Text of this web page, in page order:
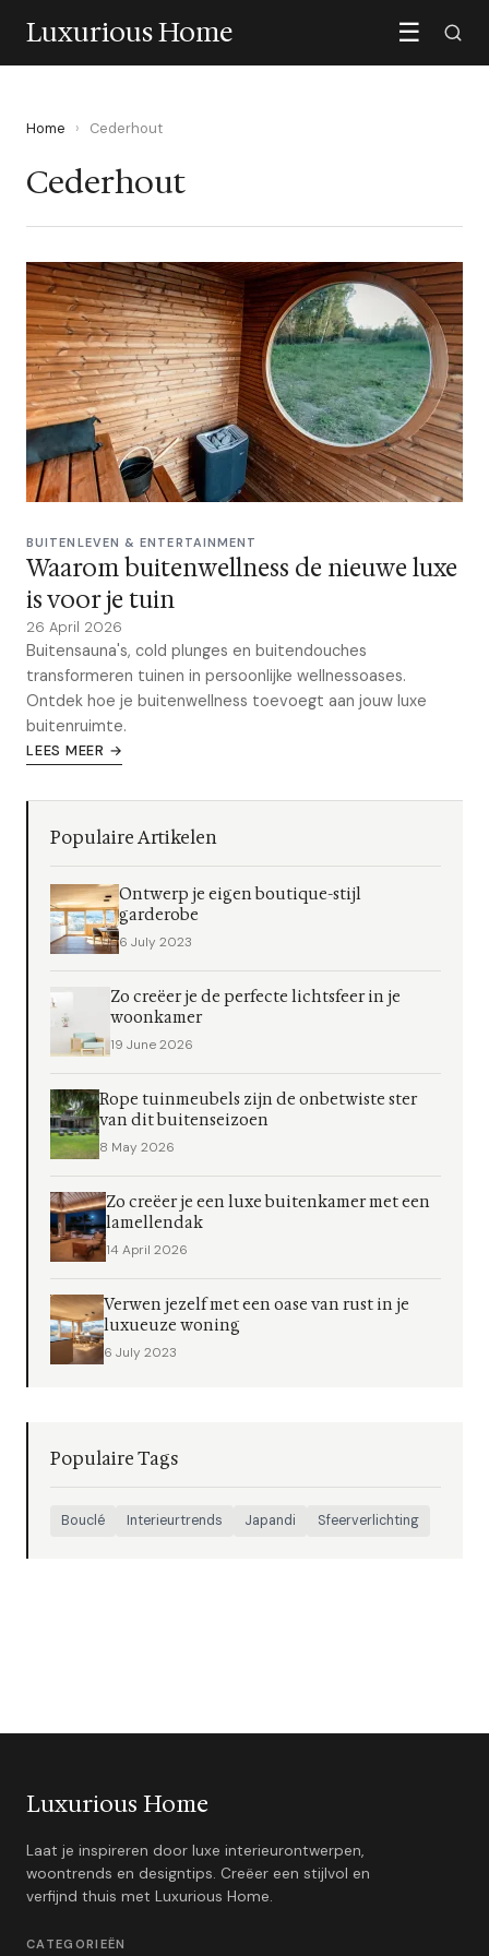
Luxurious Home ☰
Home › Cederhout
Cederhout
BUITENLEVEN & ENTERTAINMENT
Waarom buitenwellness de nieuwe luxe
is voor je tuin
26 April 2026
Buitensauna's, cold plunges en buitendouches
transformeren tuinen in persoonlijke wellnessoases.
Ontdek hoe je buitenwellness toevoegt aan jouw luxe
buitenruimte.
LEES MEER →
Populaire Artikelen
Ontwerp je eigen boutique-stijl
garderobe
6 July 2023
Zo creëer je de perfecte lichtsfeer in je
woonkamer
19 June 2026
Rope tuinmeubels zijn de onbetwiste ster
van dit buitenseizoen
8 May 2026
Zo creëer je een luxe buitenkamer met een
lamellendak
14 April 2026
Verwen jezelf met een oase van rust in je
luxueuze woning
6 July 2023
Populaire Tags
Bouclé Interieurtrends Japandi Sfeerverlichting
Luxurious Home
Laat je inspireren door luxe interieurontwerpen,
woontrends en designtips. Creëer een stijlvol en
verfijnd thuis met Luxurious Home.
CATEGORIEËN